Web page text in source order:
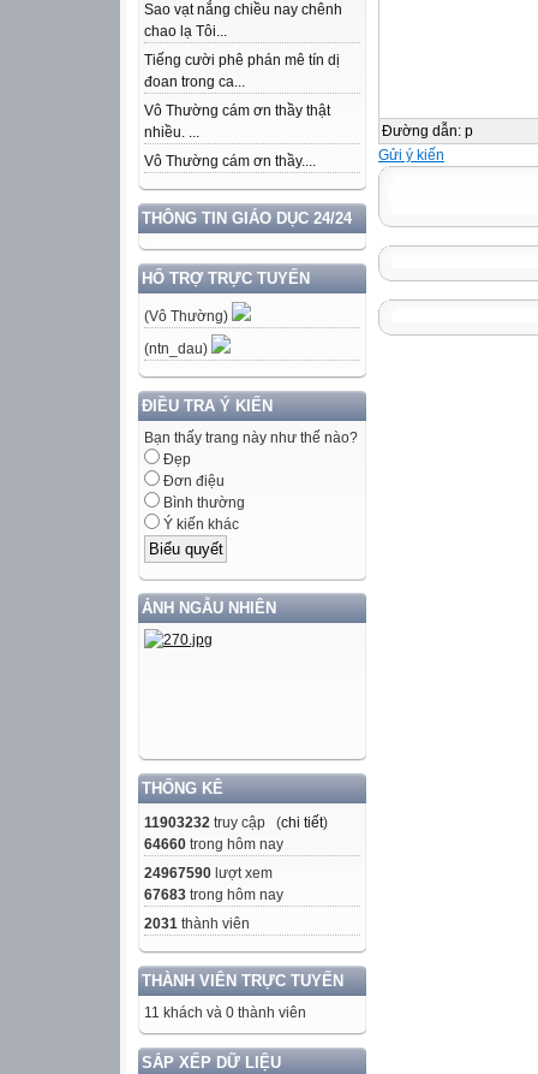
Sao vạt nắng chiều nay chênh
chao lạ Tôi...
Tiếng cười phê phán mê tín dị
đoan trong ca...
Vô Thường cám ơn thầy thật
nhiều. ...
Vô Thường cám ơn thầy....
THÔNG TIN GIÁO DỤC 24/24
HỔ TRỢ TRỰC TUYẾN
(Vô Thường)
(ntn_dau)
ĐIỀU TRA Ý KIẾN
Bạn thấy trang này như thế nào?
Đẹp
Đơn điệu
Bình thường
Ý kiến khác
ẢNH NGẪU NHIÊN
THỐNG KÊ
11903232 truy cập (chi tiết)
64660 trong hôm nay
24967590 lượt xem
67683 trong hôm nay
2031 thành viên
THÀNH VIÊN TRỰC TUYẾN
11 khách và 0 thành viên
SẮP XẾP DỮ LIỆU
Đường dẫn: p
Gửi ý kiến